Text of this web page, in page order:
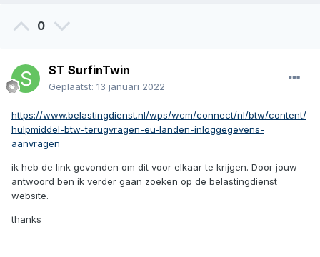
0
ST SurfinTwin
Geplaatst: 13 januari 2022
https://www.belastingdienst.nl/wps/wcm/connect/nl/btw/content/
hulpmiddel-btw-terugvragen-eu-landen-inloggegevens-
aanvragen
ik heb de link gevonden om dit voor elkaar te krijgen. Door jouw
antwoord ben ik verder gaan zoeken op de belastingdienst
website.
thanks